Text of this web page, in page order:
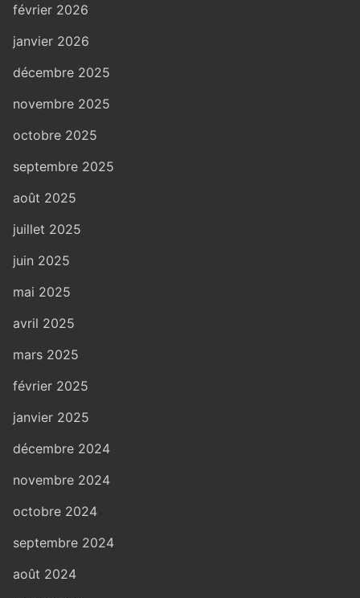
février 2026
janvier 2026
décembre 2025
novembre 2025
octobre 2025
septembre 2025
août 2025
juillet 2025
juin 2025
mai 2025
avril 2025
mars 2025
février 2025
janvier 2025
décembre 2024
novembre 2024
octobre 2024
septembre 2024
août 2024